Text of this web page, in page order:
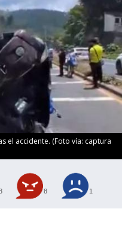
el accidente. (Foto vía: captura
8 1